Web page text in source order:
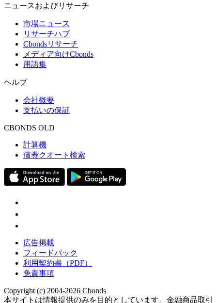
ニュースおよびリサーチ
市場ニュース
リサーチハブ
Cbondsリサーチ
メディア向けCbonds
用語集
ヘルプ
会社概要
支払いの保証
CBONDS OLD
計算機
債券クオート検索
広告掲載
フィードバック
利用契約書（PDF）
免責事項
Copyright (c) 2004-2026 Cbonds
本サイトは情報提供のみを目的としています。金融商品取引